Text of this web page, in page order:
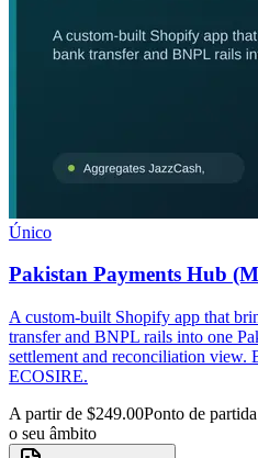
Único
Pakistan Payments Hub
A custom-built Shopify app that
transfer and BNPL rails into one
settlement and reconciliation view.
ECOSIRE.
A partir de $249.00Ponto de
o seu âmbito